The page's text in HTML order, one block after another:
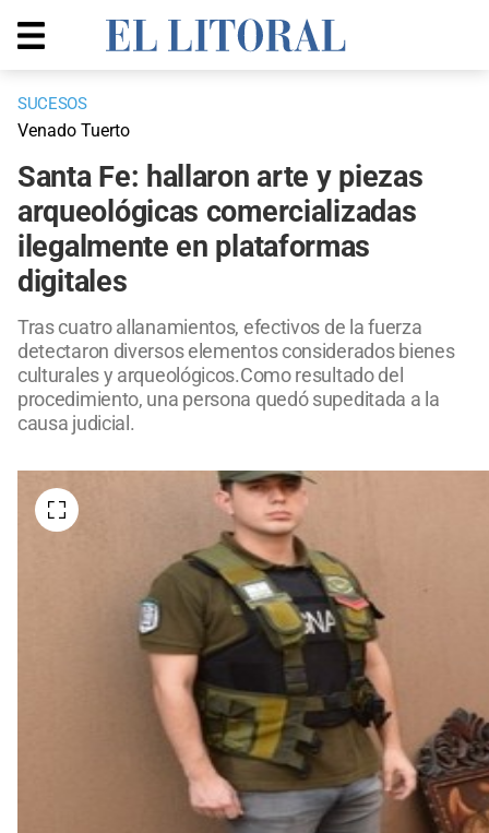
SUCESOS
Venado Tuerto
Santa Fe: hallaron arte y piezas
arqueológicas comercializadas
ilegalmente en plataformas
digitales
Tras cuatro allanamientos, efectivos de la fuerza
detectaron diversos elementos considerados bienes
culturales y arqueológicos.Como resultado del
procedimiento, una persona quedó supeditada a la
causa judicial.